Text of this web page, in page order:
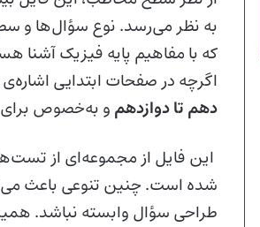
به نظر می‌رسد. نوع سؤال‌ها و
که با مفاهیم پایه فیزیک آشنا
اگرچه در صفحات ابتدایی
دهم تا دوازدهم و به‌خصوص برای
این فایل از مجموعه‌ای از
شده است. چنین تنوعی باعث
طراحی سؤال وابسته نباشد. همین